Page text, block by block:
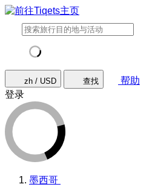
zh / USD 查找
帮助
登录
墨西哥